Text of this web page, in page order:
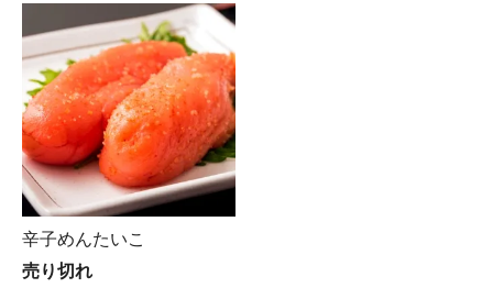
辛子めんたいこ
売り切れ